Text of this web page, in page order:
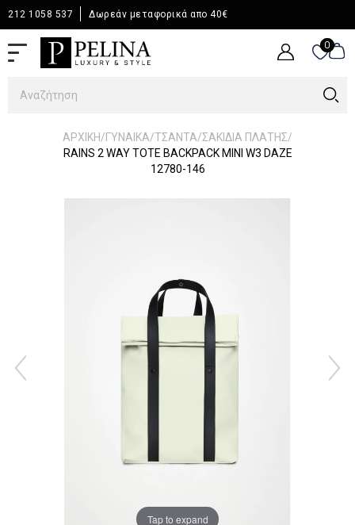
212 1058 537 Δωρεάν μεταφορικά απο 40€
0
0
ΑΡΧΙΚΉ/ΓΥΝΑΙΚΑ/ΤΣΑΝΤΑ/ΣΑΚΙΔΙΑ ΠΛΑΤΗΣ/
RAINS 2 WAY TOTE BACKPACK MINI W3 DAZE
12780-146
Tap to expand